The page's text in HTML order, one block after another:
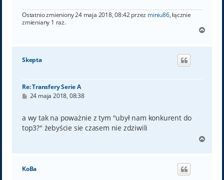
Ostatnio zmieniony 24 maja 2018, 08:42 przez miniu86, łącznie
zmieniany 1 raz.
g
Skepta
Re: Transfery Serie A
P
t
24 maja 2018, 08:38
a wy tak na poważnie z tym "ubył nam konkurent do
top3?" żebyście sie czasem nie zdziwili
g
KoBa